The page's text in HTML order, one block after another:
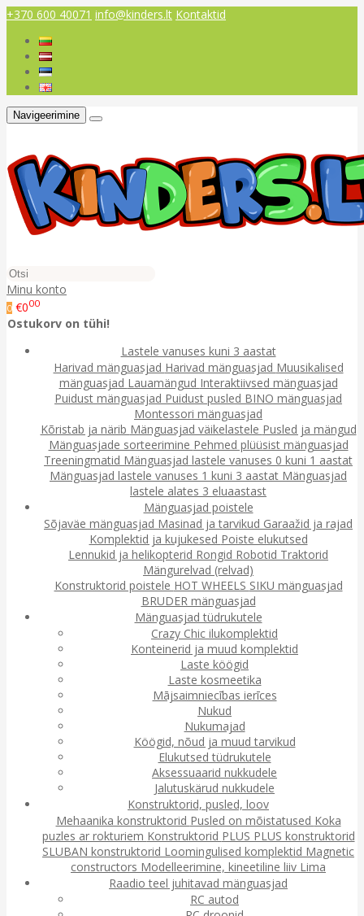
+370 600 40071 info@kinders.lt Kontaktid
Navigeerimine
Minu konto
0 €000
Ostukorv on tühi!
Lastele vanuses kuni 3 aastat
Harivad mänguasjad Harivad mänguasjad Muusikalised
mänguasjad Lauamängud Interaktiivsed mänguasjad
Puidust mänguasjad Puidust pusled BINO mänguasjad
Montessori mänguasjad
Kõristab ja närib Mänguasjad väikelastele Pusled ja mängud
Mänguasjade sorteerimine Pehmed plüüsist mänguasjad
Treeningmatid Mänguasjad lastele vanuses 0 kuni 1 aastat
Mänguasjad lastele vanuses 1 kuni 3 aastat Mänguasjad
lastele alates 3 eluaastast
Mänguasjad poistele
Sõjaväe mänguasjad Masinad ja tarvikud Garaažid ja rajad
Komplektid ja kujukesed Poiste elukutsed
Lennukid ja helikopterid Rongid Robotid Traktorid
Mängurelvad (relvad)
Konstruktorid poistele HOT WHEELS SIKU mänguasjad
BRUDER mänguasjad
Mänguasjad tüdrukutele
Crazy Chic ilukomplektid
Konteinerid ja muud komplektid
Laste köögid
Laste kosmeetika
Mājsaimniecības ierīces
Nukud
Nukumajad
Köögid, nõud ja muud tarvikud
Elukutsed tüdrukutele
Aksessuaarid nukkudele
Jalutuskärud nukkudele
Konstruktorid, pusled, loov
Mehaanika konstruktorid Pusled on mõistatused Koka
puzles ar rokturiem Konstruktorid PLUS PLUS konstruktorid
SLUBAN konstruktorid Loomingulised komplektid Magnetic
constructors Modelleerimine, kineetiline liiv Lima
Raadio teel juhitavad mänguasjad
RC autod